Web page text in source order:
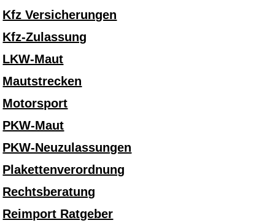
Kfz Versicherungen
Kfz-Zulassung
LKW-Maut
Mautstrecken
Motorsport
PKW-Maut
PKW-Neuzulassungen
Plakettenverordnung
Rechtsberatung
Reimport Ratgeber